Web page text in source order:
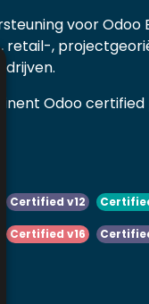
voor Odoo
retail-,
Odoo
Certified v12
Certified v16